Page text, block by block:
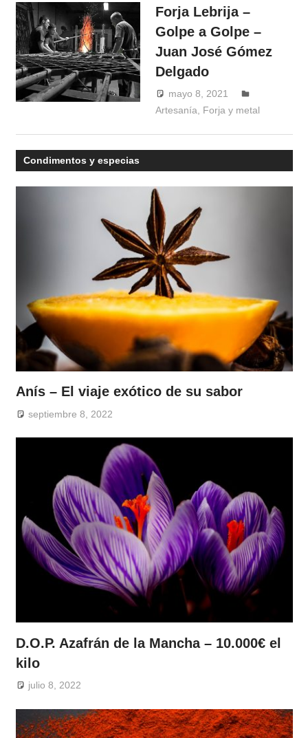
Forja Lebrija –
Golpe a Golpe –
Juan José Gómez
Delgado
mayo 8, 2021
Artesanía, Forja y metal
Condimentos y especias
Anís – El viaje exótico de su sabor
septiembre 8, 2022
D.O.P. Azafrán de la Mancha – 10.000€ el
kilo
julio 8, 2022